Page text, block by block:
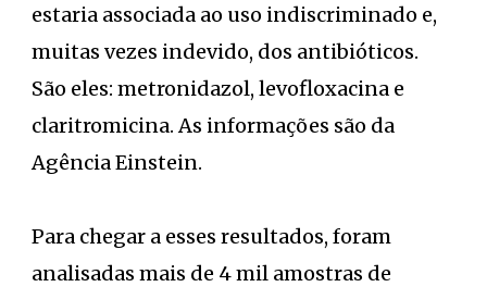
estaria associada ao uso indiscriminado e,
muitas vezes indevido, dos antibióticos.
São eles: metronidazol, levofloxacina e
claritromicina. As informações são da
Agência Einstein.
Para chegar a esses resultados, foram
analisadas mais de 4 mil amostras de